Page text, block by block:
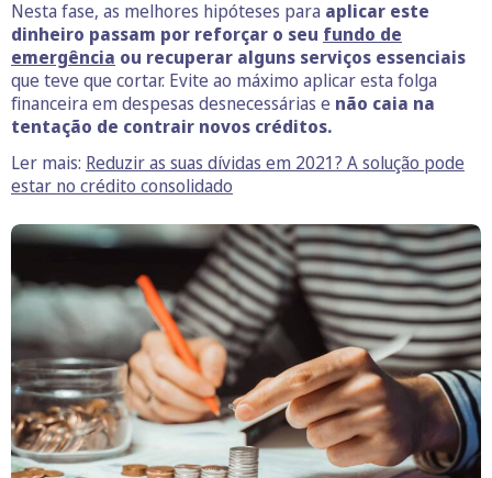
Nesta fase, as melhores hipóteses para aplicar este
dinheiro passam por reforçar o seu fundo de
emergência ou recuperar alguns serviços essenciais
que teve que cortar. Evite ao máximo aplicar esta folga
financeira em despesas desnecessárias e não caia na
tentação de contrair novos créditos.
Ler mais: Reduzir as suas dívidas em 2021? A solução pode
estar no crédito consolidado